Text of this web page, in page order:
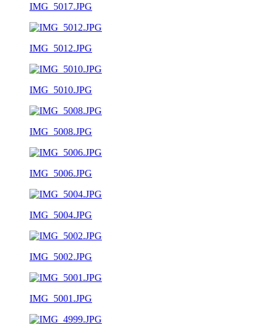
IMG_5017.JPG
IMG_5012.JPG
IMG_5010.JPG
IMG_5008.JPG
IMG_5006.JPG
IMG_5004.JPG
IMG_5002.JPG
IMG_5001.JPG